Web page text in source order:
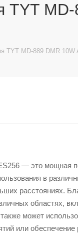
TYT
TYT MD-889 DMR 10W
— это мощная
в
расстояниях.
областях,
может
или обеспечение